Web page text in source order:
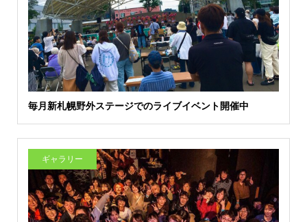
毎月新札幌野外ステージでのライブイベント開催中
ギャラリー